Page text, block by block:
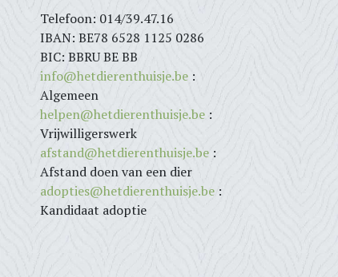
Telefoon: 014/39.47.16
IBAN: BE78 6528 1125 0286
BIC: BBRU BE BB
info@hetdierenthuisje.be :
Algemeen
helpen@hetdierenthuisje.be :
Vrijwilligerswerk
afstand@hetdierenthuisje.be :
Afstand doen van een dier
adopties@hetdierenthuisje.be :
Kandidaat adoptie